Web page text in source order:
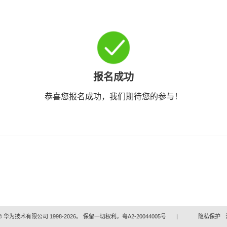
报名成功
恭喜您报名成功，我们期待您的参与！
华为技术有限公司 1998-2026。 保留一切权利。粤A2-20044005号 | 隐私保护